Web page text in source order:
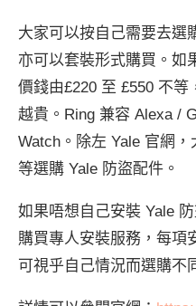
大家可以按自己需要去選
亦可以套裝形式購買。如
價錢由£220 至 £550 不
越貴。Ring 兼容 Alexa /
Watch。除左 Yale 官網
等選購 Yale 防盜配件。
如果唔想自己安裝 Yale
購買專人安裝服務，每項
可視乎自己情況而選購不